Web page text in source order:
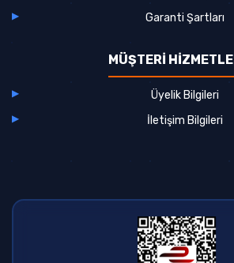
Garanti Şartları
MÜŞTERİ
Üyelik Bilgileri
İletişim Bilgileri